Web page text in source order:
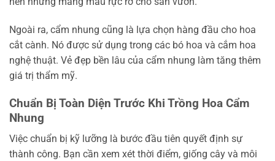
Ngoài ra, cẩm nhung cũng là lựa chọn hàng đầu cho hoa
cắt cành. Nó được sử dụng trong các bó hoa và cắm hoa
nghệ thuật. Vẻ đẹp bền lâu của cẩm nhung làm tăng thêm
giá trị thẩm mỹ.
Chuẩn Bị Toàn Diện Trước Khi Trồng Hoa Cẩm
Nhung
Việc chuẩn bị kỹ lưỡng là bước đầu tiên quyết định sự
thành công. Bạn cần xem xét thời điểm, giống cây và môi